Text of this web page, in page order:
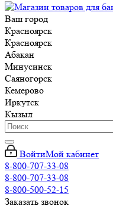
Ваш город
Красноярск
Красноярск
Абакан
Минусинск
Саяногорск
Кемерово
Иркутск
Кызыл
ВойтиМой кабинет
8-800-707-33-08
8-800-707-33-08
8-800-500-52-15
Заказать звонок